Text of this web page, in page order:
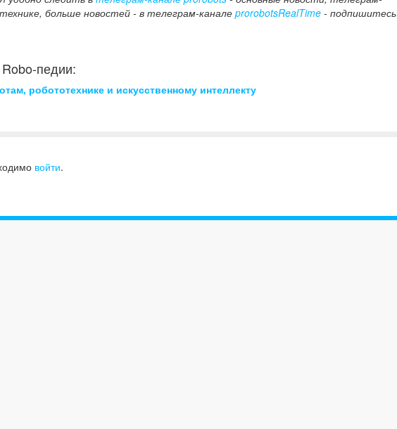
больше новостей - в телеграм-канале prorobotsRealTime - подпишитесь
педии:
робототехнике и искусственному интеллекту
войти.